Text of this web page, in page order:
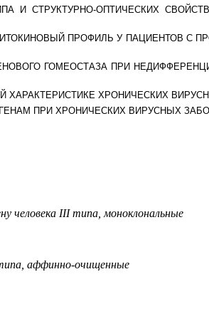
И СТРУКТУРНО-ОПТИЧЕСКИХ
ПРОФИЛЬ У ПАЦИЕНТОВ С
ГОМЕОСТАЗА ПРИ
ХАРАКТЕРИСТИКЕ ХРОНИЧЕСКИХ
ПРИ ХРОНИЧЕСКИХ ВИРУСНЫХ
человека III типа, моноклональные
аффинно-очищенные
без